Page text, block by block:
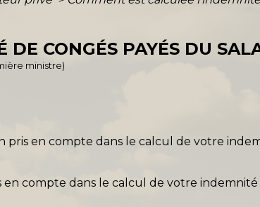
CONGÉS PAYÉS DU
ministre)
en compte dans le calcul de votre
compte dans le calcul de votre indemnité